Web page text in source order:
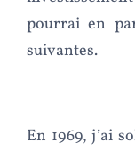
pourrai en
suivantes.
En 1969, j’ai